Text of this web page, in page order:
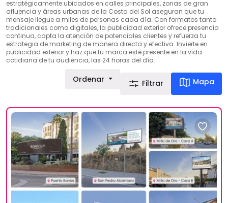
estratégicamente ubicados en calles principales, zonas de gran
afluencia y áreas urbanas de la Costa del Sol aseguran que tu
mensaje llegue a miles de personas cada día. Con formatos tanto
tradicionales como digitales, la publicidad exterior ofrece presencia
continua, capta la atención de potenciales clientes y refuerza tu
estrategia de marketing de manera directa y efectiva. Invierte en
publicidad exterior y haz que tu marca esté presente en la vida
cotidiana de tu audiencia, las 24 horas del día.
Ordenar Filtrar Mapa